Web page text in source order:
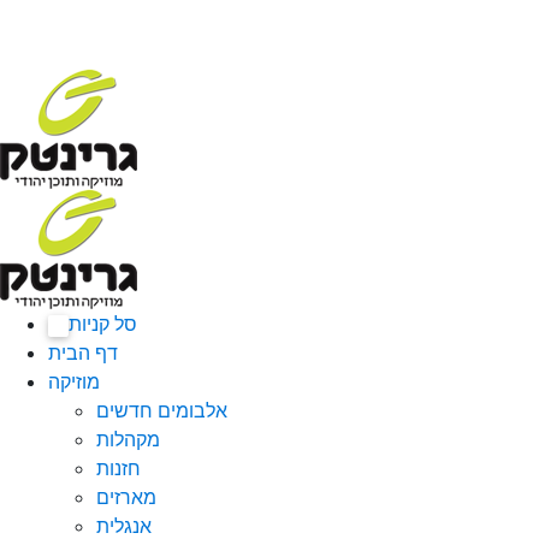
סל קניות
דף הבית
מוזיקה
אלבומים חדשים
מקהלות
חזנות
מארזים
אנגלית